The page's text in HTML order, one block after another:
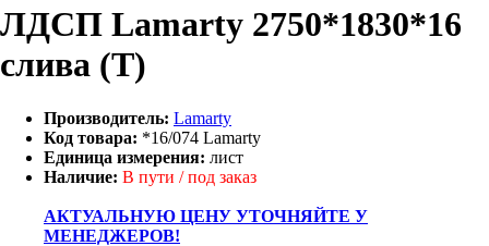
ЛДСП Lamarty 2750*1830*16
слива (Т)
Производитель: Lamarty
Код товара: *16/074 Lamarty
Единица измерения: лист
Наличие: В пути / под заказ
АКТУАЛЬНУЮ ЦЕНУ УТОЧНЯЙТЕ У
МЕНЕДЖЕРОВ!